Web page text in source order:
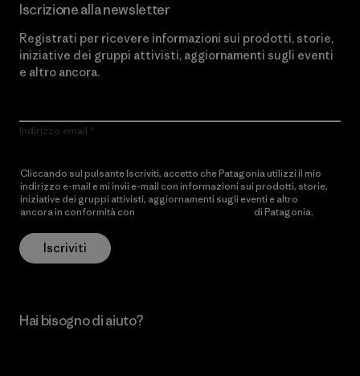
Iscrizione alla newsletter
Registrati per ricevere informazioni sui prodotti, storie,
iniziative dei gruppi attivisti, aggiornamenti sugli eventi
e altro ancora.
Indirizzo email
Cliccando sul pulsante Iscriviti, accetto che Patagonia utilizzi il mio
indirizzo e-mail e mi invii e-mail con informazioni sui prodotti, storie,
iniziative dei gruppi attivisti, aggiornamenti sugli eventi e altro
ancora in conformità con
di Patagonia.
Iscriviti
Hai bisogno di aiuto?